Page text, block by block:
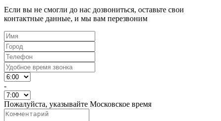
Если вы не смогли до нас дозвониться, оставьте свои
контактные данные, и мы вам перезвоним
-
Пожалуйста, указывайте Московское время